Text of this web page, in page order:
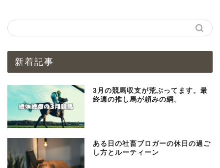
新着記事
3月の競馬収支が荒ぶってます。最
終週の推し馬が頼みの綱。
ある日の社畜ブロガーの休日の過ご
し方とルーティーン